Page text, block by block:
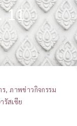
11
ร,ภาพข่าวกิจกรรม
รัสเซีย